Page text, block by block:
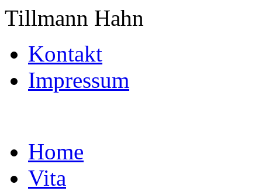
Tillmann Hahn
Kontakt
Impressum
Home
Vita